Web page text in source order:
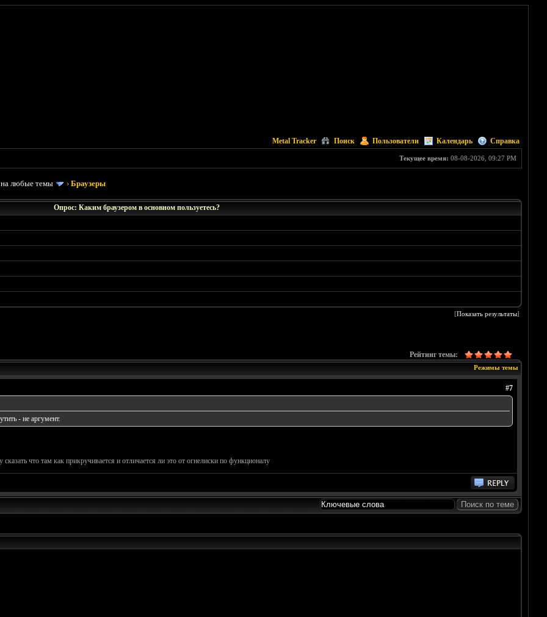
Metal Tracker Поиск Пользователи Календарь Справка
Текущее время: 08-08-2026, 09:27 PM
на любые темы ›Браузеры
Опрос: Каким браузером в основном пользуетесь?
[Показать результаты]
Рейтинг темы:
Режимы темы
#7
- не аргумент.
что там как прикручивается и отличается ли это от огнелиски по функционалу